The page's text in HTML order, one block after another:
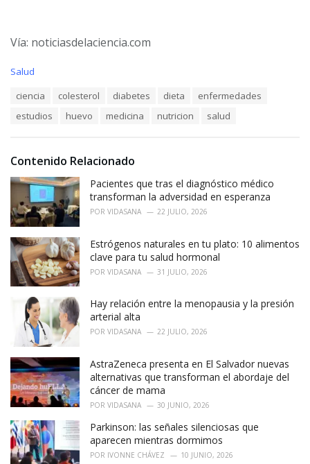
Vía: noticiasdelaciencia.com
C
i
s
Salud
ciencia colesterol diabetes dieta
enfermedades
estudios
huevo medicina nutricion salud
Contenido Relacionado
Pacientes que tras el diagnóstico médico
transforman la adversidad en esperanza
POR VIDASANA 22 JULIO, 2026
Estrógenos naturales en tu plato: 10 alimentos
clave para tu salud hormonal
POR VIDASANA 31 JULIO, 2026
Hay relación entre la menopausia y la presión
arterial alta
POR VIDASANA 22 JULIO, 2026
AstraZeneca presenta en El Salvador nuevas
alternativas que transforman el abordaje del
cáncer de mama
POR VIDASANA 30 JUNIO, 2026
Parkinson: las señales silenciosas que
aparecen mientras dormimos
POR IVONNE CHÁVEZ 10 JUNIO, 2026